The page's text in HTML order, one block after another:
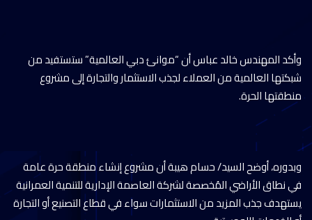
وأكد المهندس خالد عباس أن “موانئ دبي العالمية” ستستفيد من
شبكتها العالمية من العملاء لجذب الاستثمار والتجارة إلى مشروع
منطقتها الحرة.
وبدوره، أوضح السيد/ حسام هيبة أن مشروع إنشاء منطقة حرة عامة
في نطاق الأراضي المُخصصة لشركة العاصمة الإدارية للتنمية العمرانية
يستهدف جذب المزيد من الاستثمارات سواء في قطاع التصنيع أو التجارة